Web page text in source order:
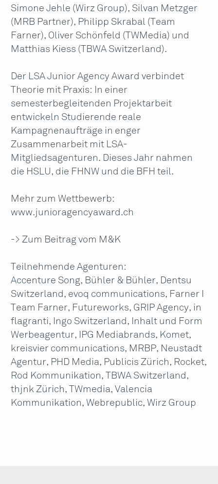
Simone Jehle (Wirz Group), Silvan Metzger
(MRB Partner), Philipp Skrabal (Team
Farner), Oliver Schönfeld (TWMedia) und
Matthias Kiess (TBWA Switzerland).
Der LSA Junior Agency Award verbindet
Theorie mit Praxis: In einer
semesterbegleitenden Projektarbeit
entwickeln Studierende reale
Kampagnenaufträge in enger
Zusammenarbeit mit LSA-
Mitgliedsagenturen. Dieses Jahr nahmen
die HSLU, die FHNW und die BFH teil.
Mehr zum Wettbewerb:
www.junioragencyaward.ch
-> Zum Beitrag vom M&K
Teilnehmende Agenturen:
Accenture Song, Bühler & Bühler, Dentsu
Switzerland, evoq communications, Farner I
Team Farner, Futureworks, GRIP Agency, in
flagranti, Ingo Switzerland, Inhalt und Form
Werbeagentur, IPG Mediabrands, Komet,
kreisvier communications, MRBP, Neustadt
Agentur, PHD Media, Publicis Zürich, Rocket,
Rod Kommunikation, TBWA Switzerland,
thjnk Zürich, TWmedia, Valencia
Kommunikation, Webrepublic, Wirz Group